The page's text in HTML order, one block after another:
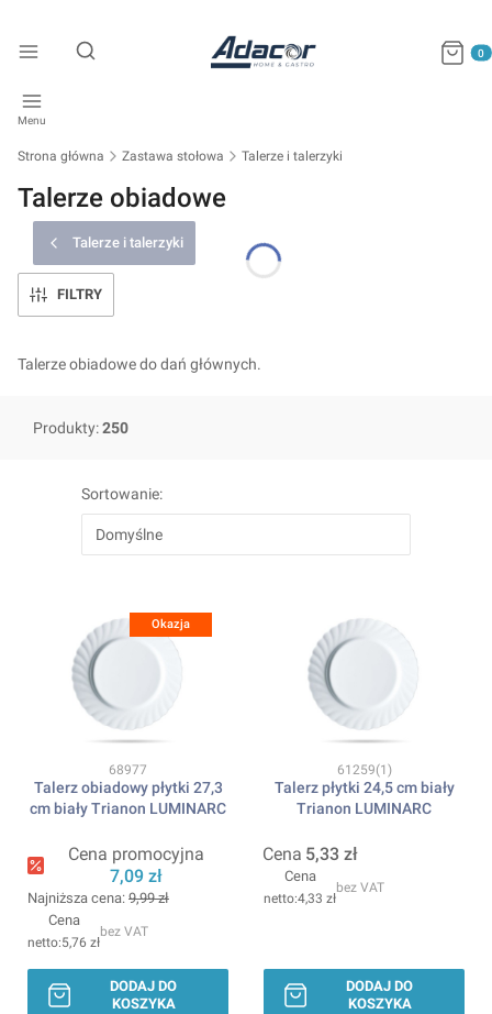
Otwórz wyszukiwarkę
Menu
Strona główna Zastawa stołowa Talerze i talerzyki
Talerze obiadowe
Talerze i talerzyki
FILTRY
Talerze obiadowe do dań głównych.
Produkty:250
Sortowanie:
Domyślne
Okazja
Kod produktu
68977
Talerz obiadowy płytki 27,3
cm biały Trianon LUMINARC
Cena promocyjna
7,09 zł
Najniższa cena: 9,99 zł
Cena
5,76 zł
bez VAT
DODAJ DO
KOSZYKA
Kod produktu
61259(1)
Talerz płytki 24,5 cm biały
Trianon LUMINARC
Cena 5,33 zł
Cena
4,33 zł
bez VAT
DODAJ DO
KOSZYKA